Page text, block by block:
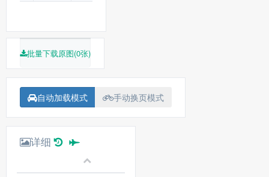
批量下载原图(0张)
自动加载模式 手动换页模式
详细